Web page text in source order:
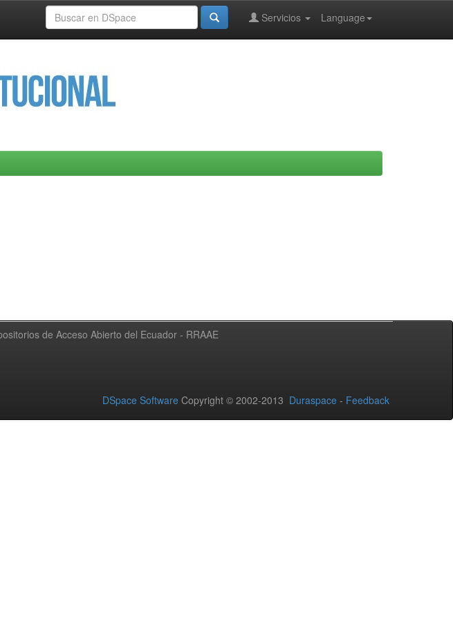
Language
Servicios
de Acceso Abierto del Ecuador - RRAAE
DSpace Software Copyright © 2002-2013 Duraspace - Feedback